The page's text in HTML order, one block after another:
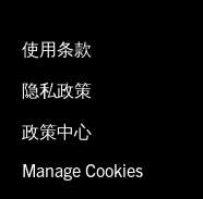
使用条款
隐私政策
政策中心
Manage Cookies